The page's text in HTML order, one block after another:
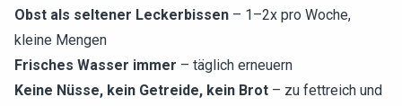
Obst als seltener Leckerbissen – 1–2x pro Woche,
kleine Mengen
Frisches Wasser immer – täglich erneuern
Keine Nüsse, kein Getreide, kein Brot – zu fettreich und